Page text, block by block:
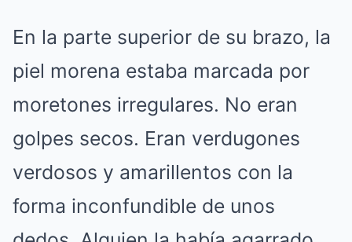
En la parte superior de su brazo, la
piel morena estaba marcada por
moretones irregulares. No eran
golpes secos. Eran verdugones
verdosos y amarillentos con la
forma inconfundible de unos